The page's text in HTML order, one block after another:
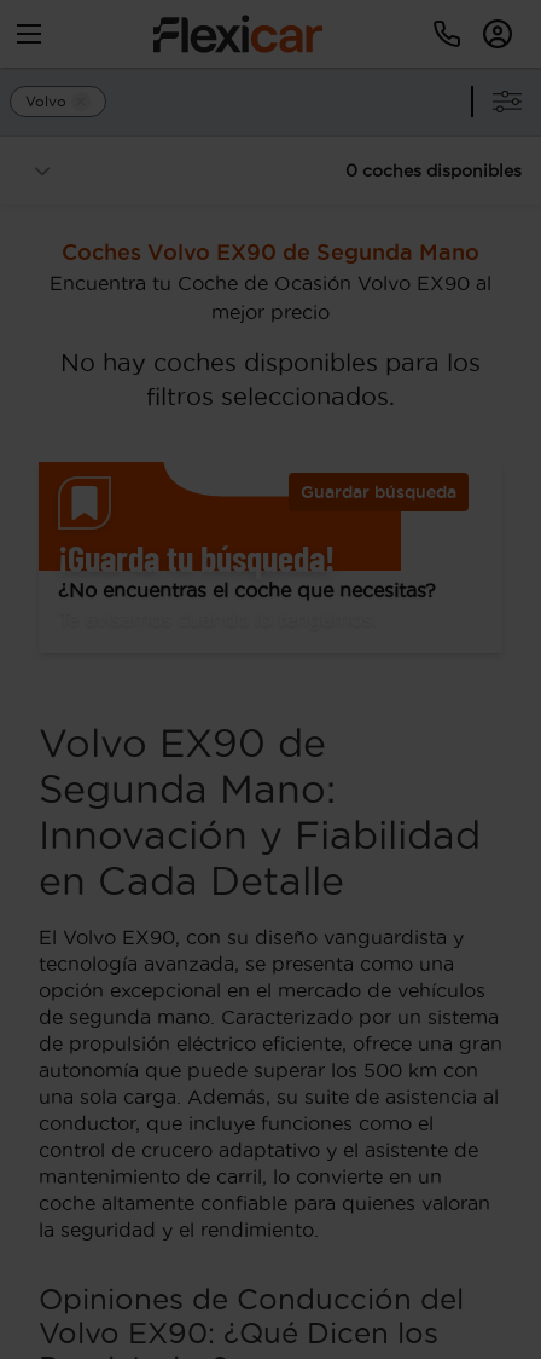
Volvo
0 coches disponibles
Coches Volvo EX90 de Segunda Mano
Encuentra tu Coche de Ocasión Volvo EX90 al
mejor precio
No hay coches disponibles para los
filtros seleccionados.
Guardar búsqueda
¡Guarda tu búsqueda!
¿No encuentras el coche que necesitas?
Volvo EX90 de
Segunda Mano:
Innovación y Fiabilidad
en Cada Detalle
El Volvo EX90, con su diseño vanguardista y
tecnología avanzada, se presenta como una
opción excepcional en el mercado de vehículos
de segunda mano. Caracterizado por un sistema
de propulsión eléctrico eficiente, ofrece una gran
autonomía que puede superar los 500 km con
una sola carga. Además, su suite de asistencia al
conductor, que incluye funciones como el
control de crucero adaptativo y el asistente de
mantenimiento de carril, lo convierte en un
coche altamente confiable para quienes valoran
la seguridad y el rendimiento.
Opiniones de Conducción del
Volvo EX90: ¿Qué Dicen los